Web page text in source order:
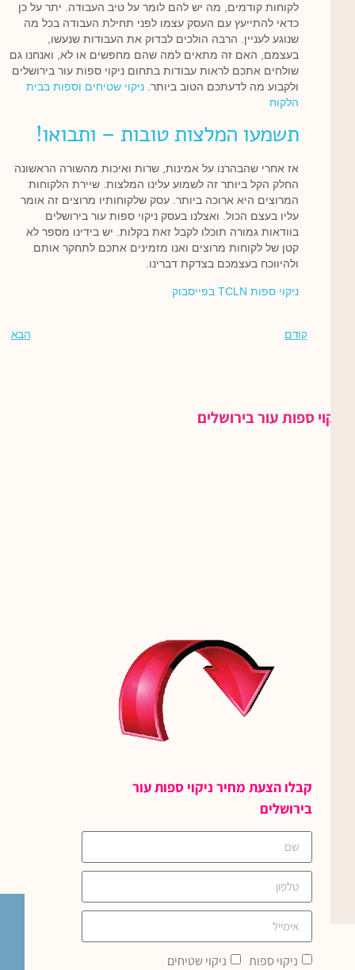
לקוחות קודמים, מה יש להם לומר על טיב העבודה. יתר על כן
כדאי להתייעץ עם העסק עצמו לפני תחילת העבודה בכל מה
שנוגע לעניין. הרבה הולכים לבדוק את העבודות שנעשו,
בעצמם, האם זה מתאים למה שהם מחפשים או לא, ואנחנו גם
שולחים אתכם לראות עבודות בתחום ניקוי ספות עור בירושלים
ולקבוע מה לדעתכם הטוב ביותר. ניקוי שטיחים וספות בבית
הלקוח
תשמעו המלצות טובות – ותבואו!
אז אחרי שהבהרנו על אמינות, שרות ואיכות מהשורה הראשונה
החלק הקל ביותר זה לשמוע עלינו המלצות. שיירת הלקוחות
המרוצים היא ארוכה ביותר. עסק שלקוחותיו מרוצים זה אומר
עליו בעצם הכול. ואצלנו בעסק ניקוי ספות עור בירושלים
בוודאות גמורה תוכלו לקבל זאת בקלות. יש בידינו מספר לא
קטן של לקוחות מרוצים ואנו מזמינים אתכם לתחקר אותם
ולהיווכח בעצמכם בצדקת דברינו.
ניקוי ספות TCLN בפייסבוק
קודם הבא
ניקוי ספות עור בירושלים
קבלו הצעת מחיר ניקוי ספות עור
בירושלים
ניקוי ספות
ניקוי שטיחים